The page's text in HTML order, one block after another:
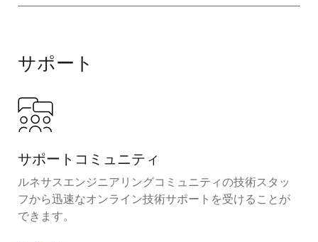
サポート
サポートコミュニティ
ルネサスエンジニアリングコミュニティの技術スタッ
フから迅速なオンライン技術サポートを受けることが
できます。